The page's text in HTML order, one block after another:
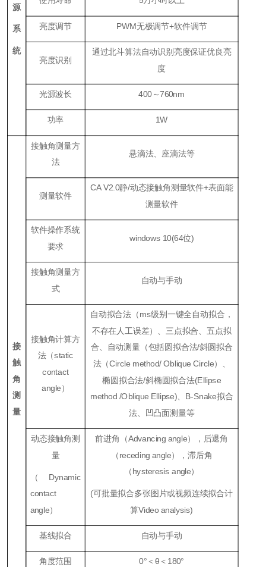
源
系
统
亮度调节 PWM无极调节+软件调节
亮度识别
通过北斗算法自动识别亮度保证优良亮
度
光源波长 400～760nm
功率 1W
接
触
角
测
量
接触角测量方
法
悬滴法、座滴法等
测量软件
CA V2.0静/动态接触角测量软件+表面能
测量软件
软件操作系统
要求
windows 10(64位)
接触角测量方
式
自动与手动
接触角计算方
法（static
contact
angle）
自动拟合法（ms级别一键全自动拟合，
不存在人工误差）、三点拟合、五点拟
合、自动测量（包括圆拟合法/斜圆拟合
法（Circle method/ Oblique Circle）、
椭圆拟合法/斜椭圆拟合法(Ellipse
method /Oblique Ellipse)、B-Snake拟合
法、凹凸面测量等
动态接触角测
量
（ Dynamic
contact
angle）
前进角（Advancing angle），后退角
（receding angle），滞后角
（hysteresis angle）
(可批量拟合多张图片或视频连续拟合计
算Video analysis)
基线拟合 自动与手动
角度范围 0°＜θ＜180°